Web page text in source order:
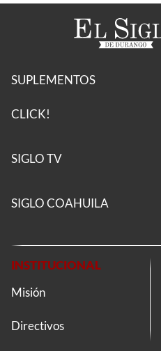
SUPLEMENTOS
CLICK!
SIGLO TV
SIGLO COAHUILA
INSTITUCIONAL
Misión
Directivos